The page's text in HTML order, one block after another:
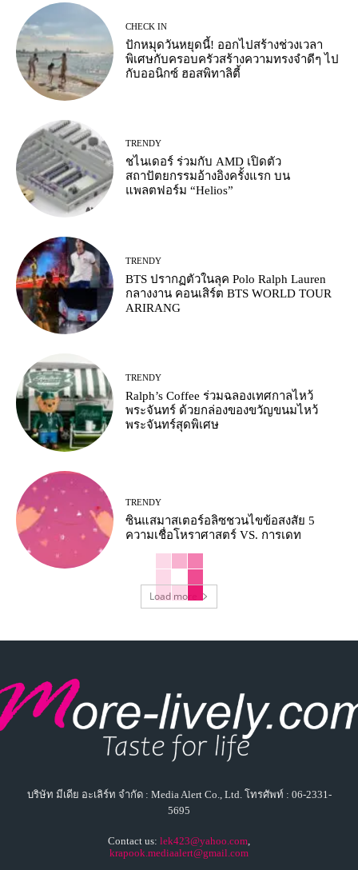
CHECK IN
ปักหมุดวันหยุดนี้! ออกไปสร้างช่วงเวลา
พิเศษกับครอบครัวสร้างความทรงจำดีๆ ไป
กับออนิกซ์ ฮอสพิทาลิตี้
TRENDY
ชไนเดอร์ ร่วมกับ AMD เปิดตัว
สถาปัตยกรรมอ้างอิงครั้งแรก บน
แพลตฟอร์ม “Helios”
TRENDY
BTS ปรากฏตัวในลุค Polo Ralph Lauren
กลางงาน คอนเสิร์ต BTS WORLD TOUR
ARIRANG
TRENDY
Ralph’s Coffee ร่วมฉลองเทศกาลไหว้
พระจันทร์ ด้วยกล่องของขวัญขนมไหว้
พระจันทร์สุดพิเศษ
TRENDY
ซินแสมาสเตอร์อลิซชวนไขข้อสงสัย 5
ความเชื่อโหราศาสตร์ VS. การเดท
Load more
บริษัท มีเดีย อะเลิร์ท จำกัด : Media Alert Co., Ltd. โทรศัพท์ : 06-2331-
5695
Contact us: lek423@yahoo.com,
krapook.mediaalert@gmail.com